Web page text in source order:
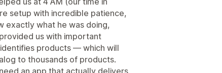
setup with incredible patience,
exactly what he was doing,
us with important
products — which will
to thousands of products.
an app that actually delivers